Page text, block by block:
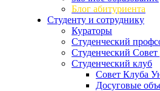
Блог абитуриента
Студенту и сотруднику
Кураторы
Студенческий
Студенческий Совет
Студенческий клуб
Совет Клуба
Досуговые